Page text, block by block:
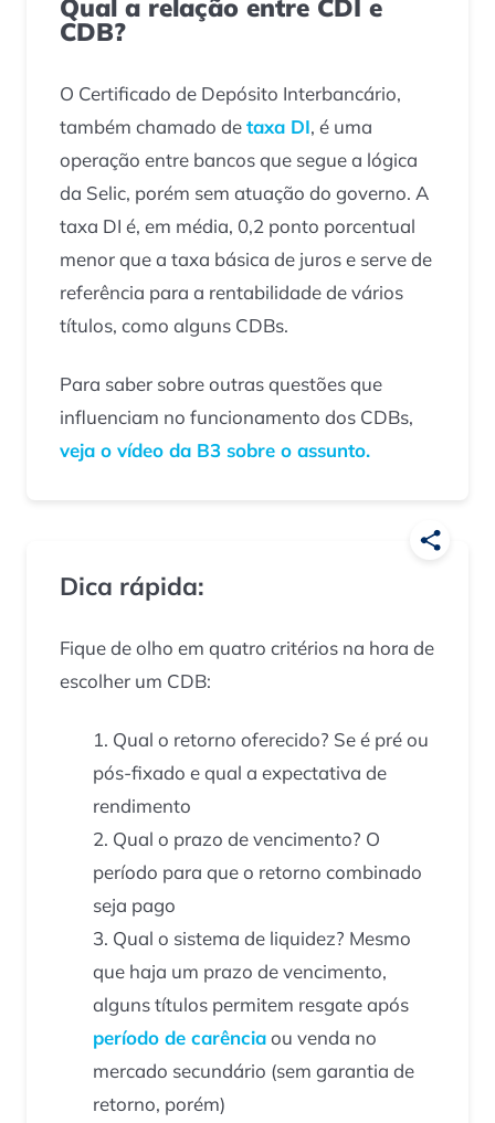
Qual a relação entre CDI e
CDB?
O Certificado de Depósito Interbancário,
também chamado detaxa DI, é uma
operação entre bancos que segue a lógica
da Selic, porém sem atuação do governo. A
taxa DI é, em média, 0,2 ponto porcentual
menor que a taxa básica de juros e serve de
referência para a rentabilidade de vários
títulos, como alguns CDBs.
Para saber sobre outras questões que
influenciam no funcionamento dos CDBs,
veja o vídeo da B3 sobre o assunto.
Dica rápida:
Fique de olho em quatro critérios na hora de
escolher um CDB:
Qual o retorno oferecido? Se é pré ou
pós-fixado e qual a expectativa de
rendimento
Qual o prazo de vencimento? O
período para que o retorno combinado
seja pago
Qual o sistema de liquidez? Mesmo
que haja um prazo de vencimento,
alguns títulos permitem resgate após
período de carênciaou venda no
mercado secundário (sem garantia de
retorno, porém)